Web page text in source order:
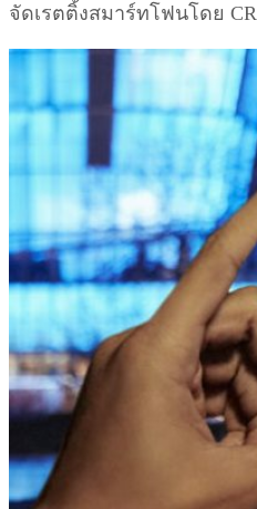
จัดเรตติ้งสมาร์ทโฟนโดย CR